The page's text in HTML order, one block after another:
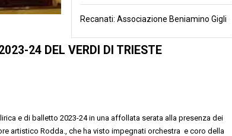
Recanati: Associazione Beniamino Gigli
24 DEL VERDI DI TRIESTE
e di balletto 2023-24in una affollata serata alla presenza dei
artistico Rodda., che ha visto impegnati orchestra e coro della